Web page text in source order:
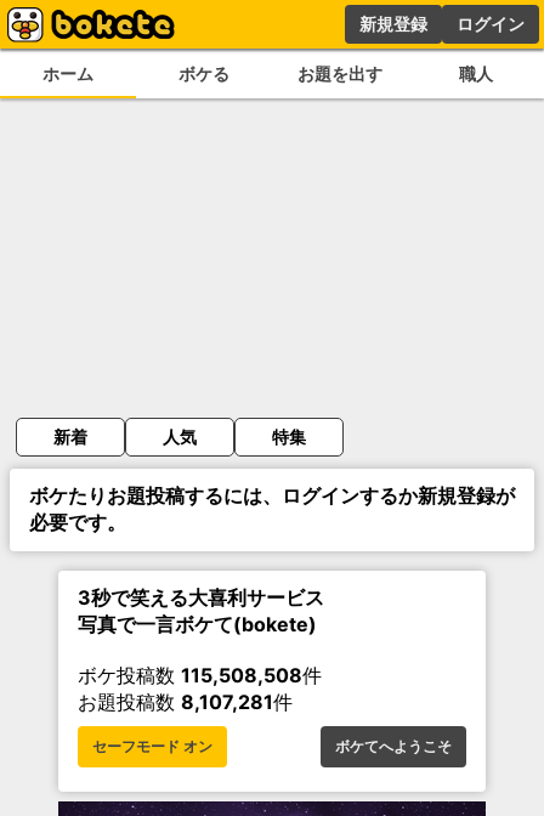
新規登録 ログイン
ホーム ボケる お題を出す 職人
新着 人気 特集
ボケたりお題投稿するには、ログインするか新規登録が
必要です。
3秒で笑える大喜利サービス
写真で一言ボケて(bokete)
ボケ投稿数 115,508,508件
お題投稿数 8,107,281件
セーフモード オン ボケてへようこそ